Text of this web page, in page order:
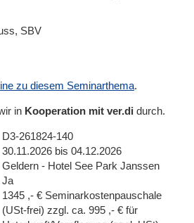
SBV
zu diesem Seminarthema.
in Kooperation mit ver.di durch.
D3-261824-140
30.11.2026 bis 04.12.2026
Geldern - Hotel See Park Janssen
Ja
1345 ,- € Seminarkostenpauschale
(USt-frei) zzgl. ca. 995 ,- € für